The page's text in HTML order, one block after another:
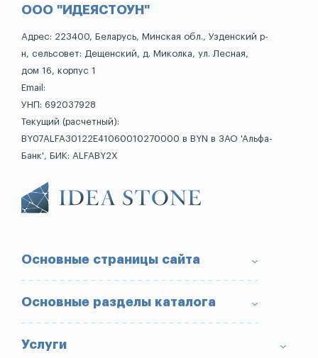
ООО "ИДЕЯСТОУН"
Адрес: 223400, Беларусь, Минская обл., Узденский р-
н, сельсовет: Дещенский, д. Миколка, ул. Лесная,
дом 16, корпус 1
Email:
УНП: 692037928
Текущий (расчетный):
BY07ALFA30122E41060010270000 в BYN в ЗАО 'Альфа-
Банк', БИК: ALFABY2X
Основные страницы сайта
О компании
Доставка и оплата
Условия возврата товара
Основные разделы каталога
Памятники
Услуги